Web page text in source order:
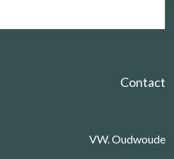
Contact
VW. Oudwoude